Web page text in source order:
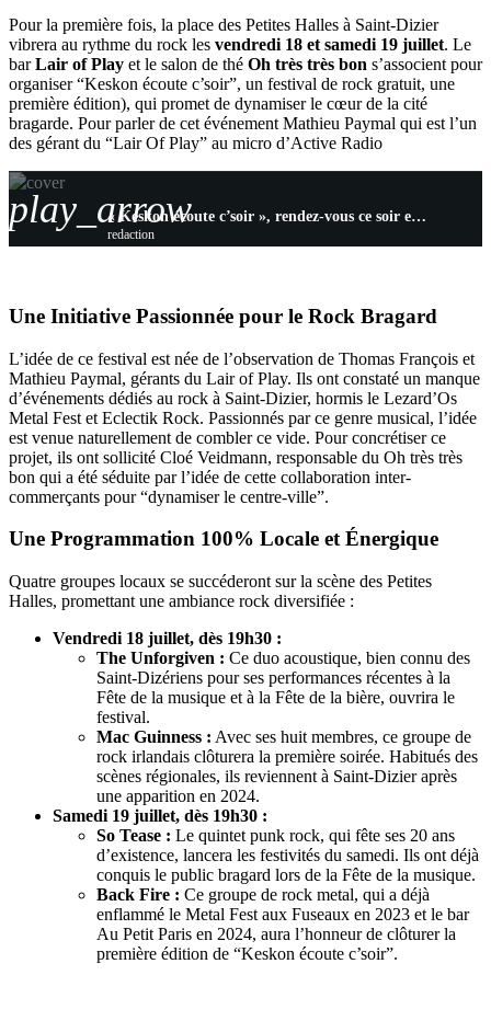
Pour la première fois, la place des Petites Halles à Saint-Dizier
vibrera au rythme du rock les vendredi 18 et samedi 19 juillet. Le
barLair of Play et le salon de thé Oh très très bon s’associent pour
organiser “Keskon écoute c’soir”, un festival de rock gratuit, une
première édition), qui promet de dynamiser le cœur de la cité
bragarde. Pour parler de cet événement Mathieu Paymal qui est l’un
des gérant du “Lair Of Play” au micro d’Active Radio
play_arrow « Keskon écoute c’soir », rendez-vous ce soir et demain à Saint-Dizier
redaction
Une Initiative Passionnée pour le Rock Bragard
L’idée de ce festival est née de l’observation de Thomas François et
Mathieu Paymal, gérants du Lair of Play. Ils ont constaté un manque
d’événements dédiés au rock à Saint-Dizier, hormis le Lezard’Os
Metal Fest et Eclectik Rock. Passionnés par ce genre musical, l’idée
est venue naturellement de combler ce vide. Pour concrétiser ce
projet, ils ont sollicité Cloé Veidmann, responsable du Oh très très
bon qui a été séduite par l’idée de cette collaboration inter-
commerçants pour “dynamiser le centre-ville”.
Une Programmation 100% Locale et Énergique
Quatre groupes locaux se succéderont sur la scène des Petites
Halles, promettant une ambiance rock diversifiée :
Vendredi 18 juillet, dès 19h30 :
The Unforgiven : Ce duo acoustique, bien connu des
Saint-Dizériens pour ses performances récentes à la
Fête de la musique et à la Fête de la bière, ouvrira le
festival.
Mac Guinness : Avec ses huit membres, ce groupe de
rock irlandais clôturera la première soirée. Habitués des
scènes régionales, ils reviennent à Saint-Dizier après
une apparition en 2024.
Samedi 19 juillet, dès 19h30 :
So Tease : Le quintet punk rock, qui fête ses 20 ans
d’existence, lancera les festivités du samedi. Ils ont déjà
conquis le public bragard lors de la Fête de la musique.
Back Fire : Ce groupe de rock metal, qui a déjà
enflammé le Metal Fest aux Fuseaux en 2023 et le bar
Au Petit Paris en 2024, aura l’honneur de clôturer la
première édition de “Keskon écoute c’soir”.